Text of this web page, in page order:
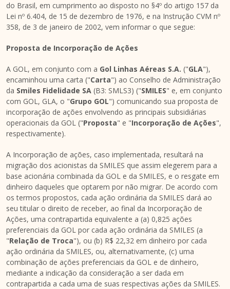
do Brasil, em cumprimento ao disposto no §4º do artigo 157 da
Lei nº 6.404, de 15 de dezembro de 1976, e na Instrução CVM nº
358, de 3 de janeiro de 2002, vem informar o que segue:
Proposta de Incorporação de Ações
A GOL, em conjunto com a Gol Linhas Aéreas S.A. ("GLA"),
encaminhou uma carta ("Carta") ao Conselho de Administração
da Smiles Fidelidade SA (B3: SMLS3) ("SMILES" e, em conjunto
com GOL, GLA, o "Grupo GOL") comunicando sua proposta de
incorporação de ações envolvendo as principais subsidiárias
operacionais da GOL ("Proposta" e "Incorporação de Ações",
respectivamente).
A Incorporação de ações, caso implementada, resultará na
migração dos acionistas da SMILES que assim elegerem para a
base acionária combinada da GOL e da SMILES, e o resgate em
dinheiro daqueles que optarem por não migrar. De acordo com
os termos propostos, cada ação ordinária da SMILES dará ao
seu titular o direito de receber, ao final da Incorporação de
Ações, uma contrapartida equivalente a (a) 0,825 ações
preferenciais da GOL por cada ação ordinária da SMILES (a
"Relação de Troca"), ou (b) R$ 22,32 em dinheiro por cada
ação ordinária da SMILES, ou, alternativamente, (c) uma
combinação de ações preferenciais da GOL e de dinheiro,
mediante a indicação da consideração a ser dada em
contrapartida a cada uma de suas respectivas ações da SMILES.